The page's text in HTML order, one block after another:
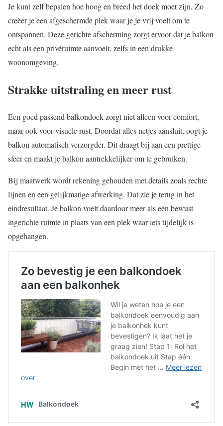
Je kunt zelf bepalen hoe hoog en breed het doek moet zijn. Zo
creëer je een afgeschermde plek waar je je vrij voelt om te
ontspannen. Deze gerichte afscherming zorgt ervoor dat je balkon
echt als een privéruimte aanvoelt, zelfs in een drukke
woonomgeving.
Strakke uitstraling en meer rust
Een goed passend balkondoek zorgt niet alleen voor comfort,
maar ook voor visuele rust. Doordat alles netjes aansluit, oogt je
balkon automatisch verzorgder. Dit draagt bij aan een prettige
sfeer en maakt je balkon aantrekkelijker om te gebruiken.
Bij maatwerk wordt rekening gehouden met details zoals rechte
lijnen en een gelijkmatige afwerking. Dat zie je terug in het
eindresultaat. Je balkon voelt daardoor meer als een bewust
ingerichte ruimte in plaats van een plek waar iets tijdelijk is
opgehangen.